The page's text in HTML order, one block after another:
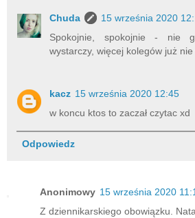
Chuda
15 września 2020
Spokojnie, spokojnie - nie
wystarczy, więcej kolegów już
kacz 15 września 2020 12:45
w koncu ktos to zaczał czytac xd
Odpowiedz
Anonimowy 15 września 2020
Z dziennikarskiego obowiązku.